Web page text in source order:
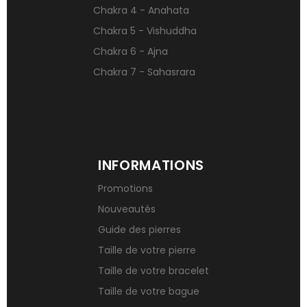
Chakra 4 - Anahata
Chakra 5 - Vishuddha
Chakra 6 - Ajna
Chakra 7 - Sahasrara
INFORMATIONS
Promotions
Nouveautés
Guide des pierres
Taille de votre pierre
Taille de votre bracelet
Taille de votre bague